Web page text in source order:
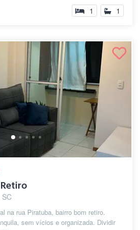
1 1
SC
na rua Piratuba, bairro bom retiro.
sem vícios e organizada. Dividir